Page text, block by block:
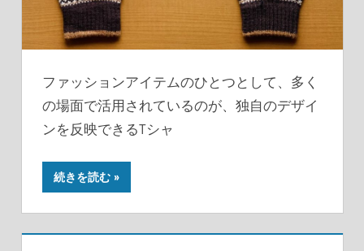
ファッションアイテムのひとつとして、多く
の場面で活用されているのが、独自のデザイ
ンを反映できるTシャ
続きを読む